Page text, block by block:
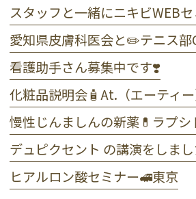
愛知県皮膚科医会と✏️テニス部
看護助手さん募集中です❣️
慢性じんましんの新薬💊ラプ
ヒアルロン酸セミナー🚅東京